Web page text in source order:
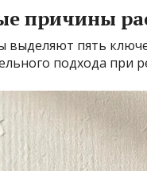
причины
выделяют пять
подхода при